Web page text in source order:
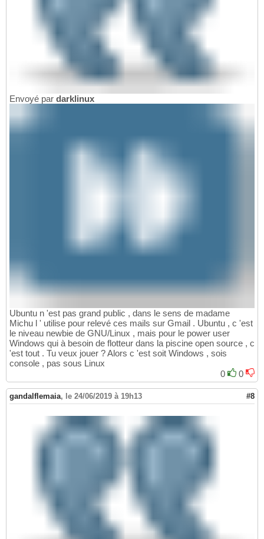
Envoyé par darklinux
Ubuntu n 'est pas grand public , dans le sens de madame
Michu l ' utilise pour relevé ces mails sur Gmail . Ubuntu , c 'est
le niveau newbie de GNU/Linux , mais pour le power user
Windows qui à besoin de flotteur dans la piscine open source , c
'est tout . Tu veux jouer ? Alors c 'est soit Windows , sois
console , pas sous Linux
0
0
gandalflemaia, le 24/06/2019 à 19h13 #8